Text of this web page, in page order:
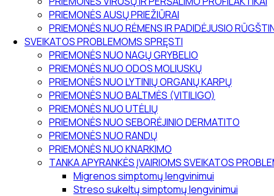
PRIEMONĖS AUSŲ PRIEŽIŪRAI
PRIEMONĖS NUO RĖMENS IR PADIDĖJUSIO
SVEIKATOS PROBLEMOMS SPRĘSTI
PRIEMONĖS NUO NAGŲ GRYBELIO
PRIEMONĖS NUO ODOS MOLIUSKŲ
PRIEMONĖS NUO LYTINIŲ ORGANŲ KARPŲ
PRIEMONĖS NUO BALTMĖS (VITILIGO)
PRIEMONĖS NUO UTĖLIŲ
PRIEMONĖS NUO SEBORĖJINIO DERMATITO
PRIEMONĖS NUO RANDŲ
PRIEMONĖS NUO KNARKIMO
TANKA APYRANKĖS ĮVAIRIOMS SVEIKATOS
Migrenos simptomų lengvinimui
Streso sukeltų simptomų lengvinimui